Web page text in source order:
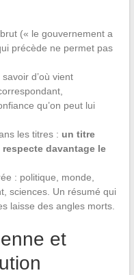
(« le gouvernement a
précède ne permet pas
d’où vient
qu’on peut lui
les titres : un titre
davantage le
: politique, monde,
sciences. Un résumé qui
laisse des angles morts.
et